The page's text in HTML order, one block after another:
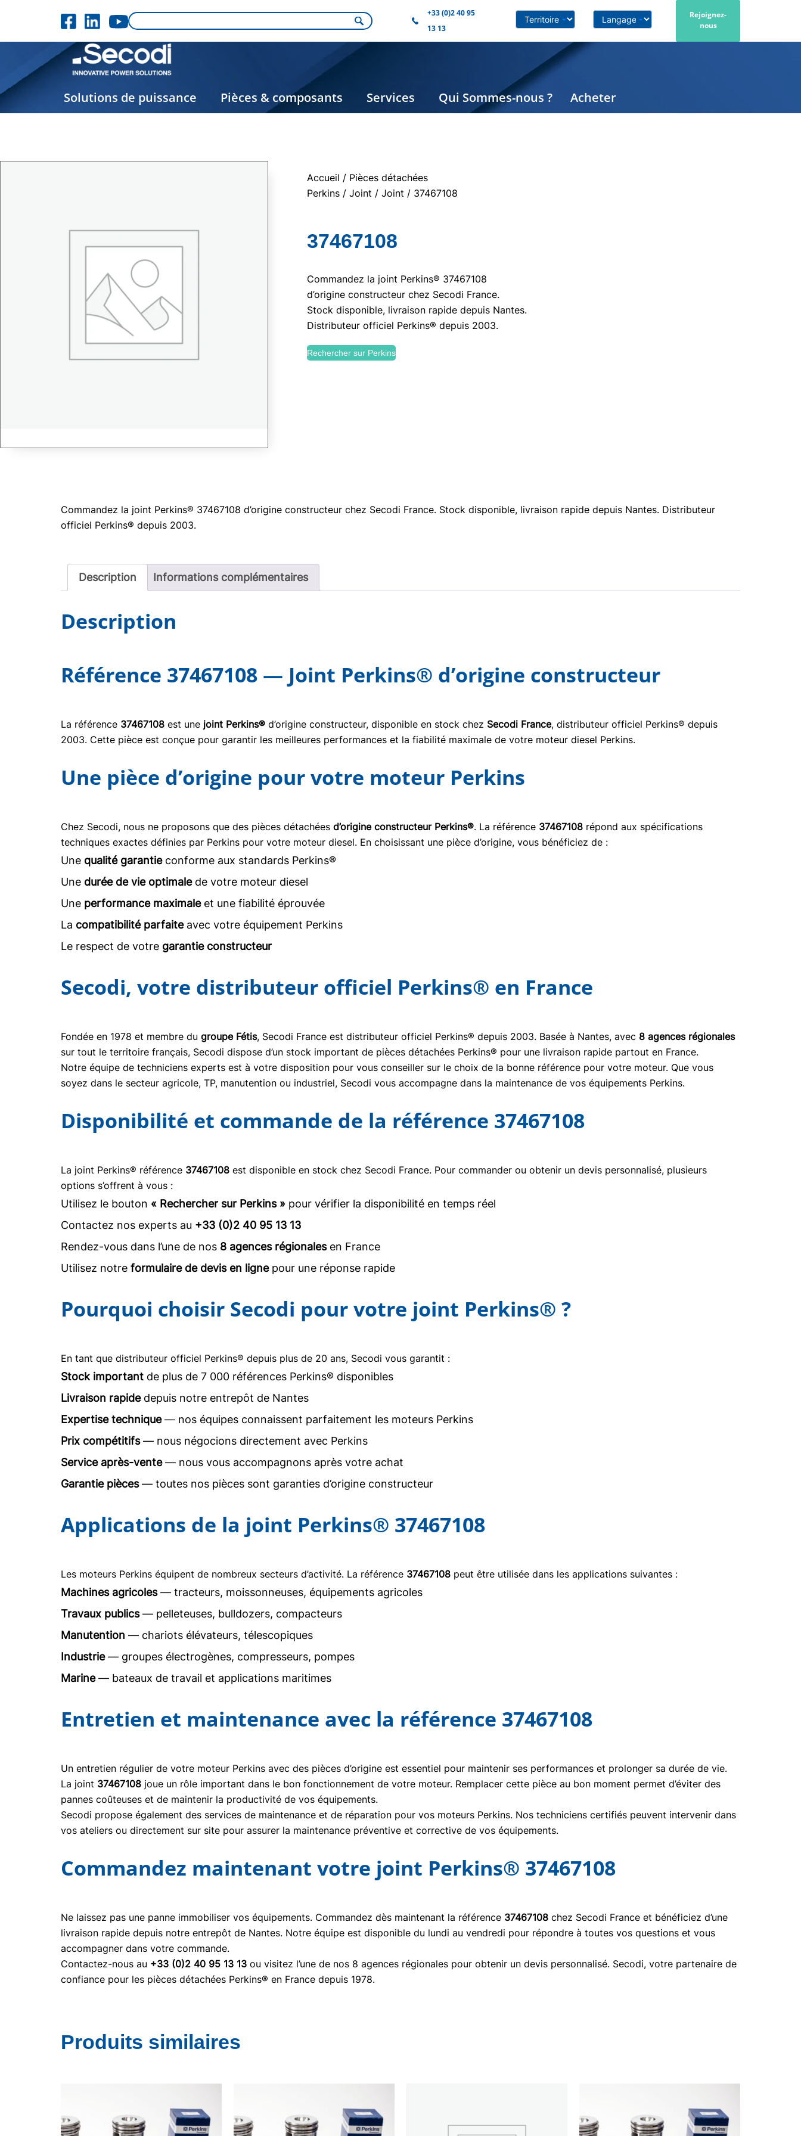
+33 (0)2 40 95
13 13
Rejoignez-
nous
Solutions de puissance Pièces & composants Services Qui Sommes-nous ? Acheter
Accueil / Pièces détachées
Perkins / Joint / Joint / 37467108
37467108
Commandez la joint Perkins® 37467108
d’origine constructeur chez Secodi France.
Stock disponible, livraison rapide depuis Nantes.
Distributeur officiel Perkins® depuis 2003.
Rechercher sur Perkins
Commandez la joint Perkins® 37467108 d’origine constructeur chez Secodi France. Stock disponible, livraison rapide depuis Nantes. Distributeur
officiel Perkins® depuis 2003.
Description Informations complémentaires
Description
Référence 37467108 — Joint Perkins® d’origine constructeur
La référence 37467108 est une joint Perkins® d’origine constructeur, disponible en stock chez Secodi France, distributeur officiel Perkins® depuis
2003. Cette pièce est conçue pour garantir les meilleures performances et la fiabilité maximale de votre moteur diesel Perkins.
Une pièce d’origine pour votre moteur Perkins
Chez Secodi, nous ne proposons que des pièces détachées d’origine constructeur Perkins®. La référence 37467108 répond aux spécifications
techniques exactes définies par Perkins pour votre moteur diesel. En choisissant une pièce d’origine, vous bénéficiez de :
Une qualité garantieconforme aux standards Perkins®
Une durée de vie optimalede votre moteur diesel
Une performance maximaleet une fiabilité éprouvée
La compatibilité parfaiteavec votre équipement Perkins
Le respect de votre garantie constructeur
Secodi, votre distributeur officiel Perkins® en France
Fondée en 1978 et membre du groupe Fétis, Secodi France est distributeur officiel Perkins® depuis 2003. Basée à Nantes, avec 8 agences régionales
sur tout le territoire français, Secodi dispose d’un stock important de pièces détachées Perkins® pour une livraison rapide partout en France.
Notre équipe de techniciens experts est à votre disposition pour vous conseiller sur le choix de la bonne référence pour votre moteur. Que vous
soyez dans le secteur agricole, TP, manutention ou industriel, Secodi vous accompagne dans la maintenance de vos équipements Perkins.
Disponibilité et commande de la référence 37467108
La joint Perkins® référence 37467108 est disponible en stock chez Secodi France. Pour commander ou obtenir un devis personnalisé, plusieurs
options s’offrent à vous :
Utilisez le bouton « Rechercher sur Perkins » pour vérifier la disponibilité en temps réel
Contactez nos experts au +33 (0)2 40 95 13 13
Rendez-vous dans l’une de nos 8 agences régionalesen France
Utilisez notre formulaire de devis en lignepour une réponse rapide
Pourquoi choisir Secodi pour votre joint Perkins® ?
En tant que distributeur officiel Perkins® depuis plus de 20 ans, Secodi vous garantit :
Stock important de plus de 7 000 références Perkins® disponibles
Livraison rapidedepuis notre entrepôt de Nantes
Expertise technique— nos équipes connaissent parfaitement les moteurs Perkins
Prix compétitifs— nous négocions directement avec Perkins
Service après-vente— nous vous accompagnons après votre achat
Garantie pièces— toutes nos pièces sont garanties d’origine constructeur
Applications de la joint Perkins® 37467108
Les moteurs Perkins équipent de nombreux secteurs d’activité. La référence 37467108 peut être utilisée dans les applications suivantes :
Machines agricoles— tracteurs, moissonneuses, équipements agricoles
Travaux publics— pelleteuses, bulldozers, compacteurs
Manutention — chariots élévateurs, télescopiques
Industrie— groupes électrogènes, compresseurs, pompes
Marine— bateaux de travail et applications maritimes
Entretien et maintenance avec la référence 37467108
Un entretien régulier de votre moteur Perkins avec des pièces d’origine est essentiel pour maintenir ses performances et prolonger sa durée de vie.
La joint 37467108 joue un rôle important dans le bon fonctionnement de votre moteur. Remplacer cette pièce au bon moment permet d’éviter des
pannes coûteuses et de maintenir la productivité de vos équipements.
Secodi propose également des services de maintenance et de réparation pour vos moteurs Perkins. Nos techniciens certifiés peuvent intervenir dans
vos ateliers ou directement sur site pour assurer la maintenance préventive et corrective de vos équipements.
Commandez maintenant votre joint Perkins® 37467108
Ne laissez pas une panne immobiliser vos équipements. Commandez dès maintenant la référence 37467108 chez Secodi France et bénéficiez d’une
livraison rapide depuis notre entrepôt de Nantes. Notre équipe est disponible du lundi au vendredi pour répondre à toutes vos questions et vous
accompagner dans votre commande.
Contactez-nous au +33 (0)2 40 95 13 13 ou visitez l’une de nos 8 agences régionales pour obtenir un devis personnalisé. Secodi, votre partenaire de
confiance pour les pièces détachées Perkins® en France depuis 1978.
Produits similaires